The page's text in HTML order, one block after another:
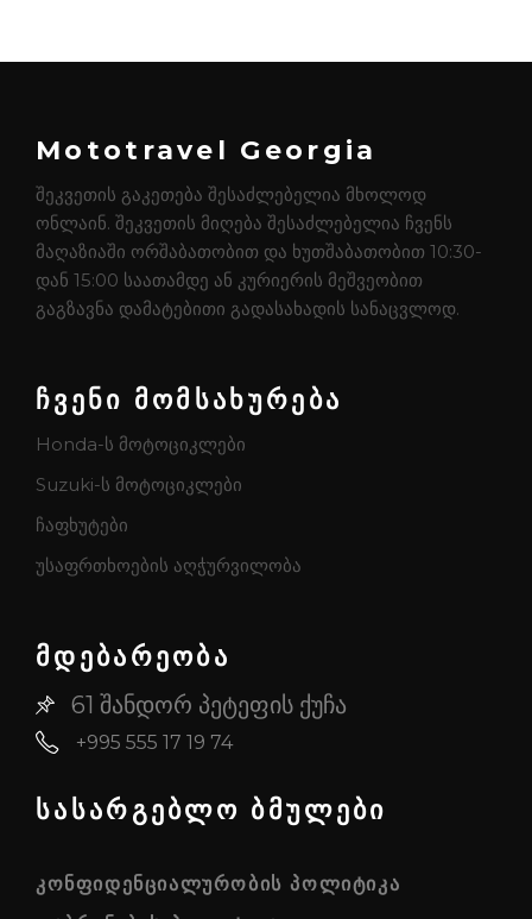
Mototravel Georgia
შეკვეთის გაკეთება შესაძლებელია მხოლოდ
ონლაინ. შეკვეთის მიღება შესაძლებელია ჩვენს
მაღაზიაში ორშაბათობით და ხუთშაბათობით 10:30-
დან 15:00 საათამდე ან კურიერის მეშვეობით
გაგზავნა დამატებითი გადასახადის სანაცვლოდ.
ჩვენი მომსახურება
Honda-ს მოტოციკლები
Suzuki-ს მოტოციკლები
ჩაფხუტები
უსაფრთხოების აღჭურვილობა
მდებარეობა
61 შანდორ პეტეფის ქუჩა
+995 555 17 19 74
სასარგებლო ბმულები
ᲙᲝᲜᲤᲘᲓᲔᲜᲪᲘᲐᲚᲣᲠᲝᲑᲘᲡ ᲞᲝᲚᲘᲢᲘᲙᲐ